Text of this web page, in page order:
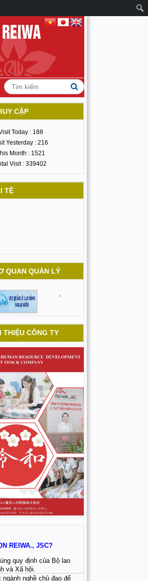
CẬP
Today : 188
Yesterday : 216
Month : 1521
Visit : 339402
TỆ
QUAN QUẢN LÝ
THIỆU CÔNG TY
REIWA., JSC?
quy định của Bộ lao
và Xã hội.
nghề chủ đạo để